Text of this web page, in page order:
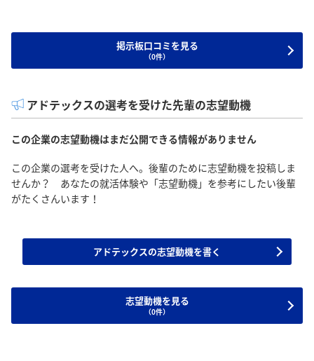
掲示板口コミを見る
（0件）
アドテックスの選考を受けた先輩の志望動機
この企業の志望動機はまだ公開できる情報がありません
この企業の選考を受けた人へ。後輩のために志望動機を投稿しま
せんか？ あなたの就活体験や「志望動機」を参考にしたい後輩
がたくさんいます！
アドテックスの志望動機を書く
志望動機を見る
（0件）